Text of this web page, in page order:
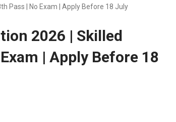
Pass | No Exam | Apply Before 18 July
2026 | Skilled
| Apply Before 18